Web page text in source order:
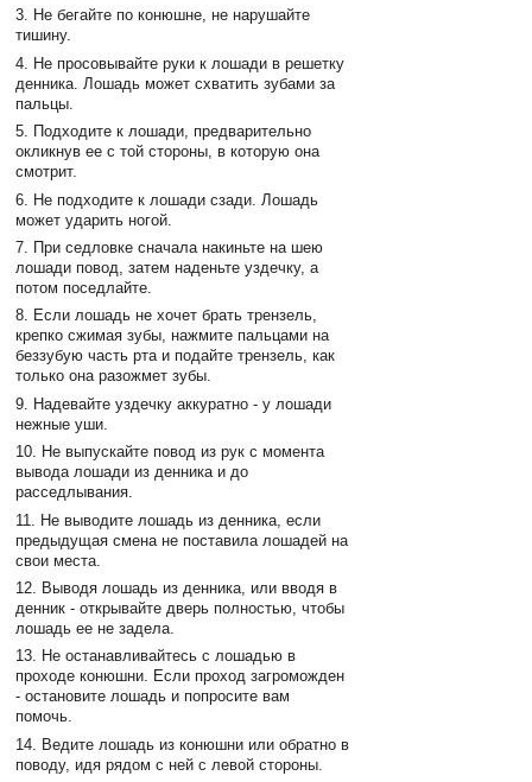
3. Не бегайте по конюшне, не нарушайте
тишину.
4. Не просовывайте руки к лошади в решетку
денника. Лошадь может схватить зубами за
пальцы.
5. Подходите к лошади, предварительно
окликнув ее с той стороны, в которую она
смотрит.
6. Не подходите к лошади сзади. Лошадь
может ударить ногой.
7. При седловке сначала накиньте на шею
лошади повод, затем наденьте уздечку, а
потом поседлайте.
8. Если лошадь не хочет брать трензель,
крепко сжимая зубы, нажмите пальцами на
беззубую часть рта и подайте трензель, как
только она разожмет зубы.
9. Надевайте уздечку аккуратно - у лошади
нежные уши.
10. Не выпускайте повод из рук с момента
вывода лошади из денника и до
расседлывания.
11. Не выводите лошадь из денника, если
предыдущая смена не поставила лошадей на
свои места.
12. Выводя лошадь из денника, или вводя в
денник - открывайте дверь полностью, чтобы
лошадь ее не задела.
13. Не останавливайтесь с лошадью в
проходе конюшни. Если проход загроможден
- остановите лошадь и попросите вам
помочь.
14. Ведите лошадь из конюшни или обратно в
поводу, идя рядом с ней с левой стороны.